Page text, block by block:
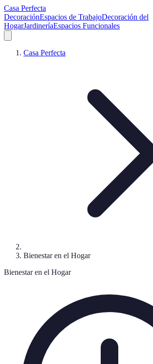
Casa Perfecta
DecoraciónEspacios de TrabajoDecoración del
HogarJardineríaEspacios Funcionales
Casa Perfecta
Bienestar en el Hogar
Bienestar en el Hogar